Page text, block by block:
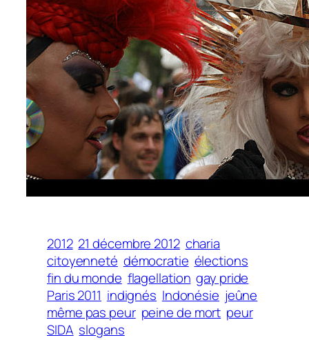
2012 21 décembre 2012 charia
citoyenneté démocratie élections
fin du monde flagellation gay pride
Paris 2011 indignés Indonésie jeûne
même pas peur peine de mort peur
SIDA slogans